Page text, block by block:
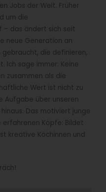
Jobs der Welt. Früher
um die
– das ändert sich seit
neue Generation an
gebraucht, die definieren,
Ich sage immer: Keine
zusammen als die
Wert ist nicht zu
Aufgabe über unseren
Das motiviert junge
Köpfe: Bildet
kreative Köchinnen und